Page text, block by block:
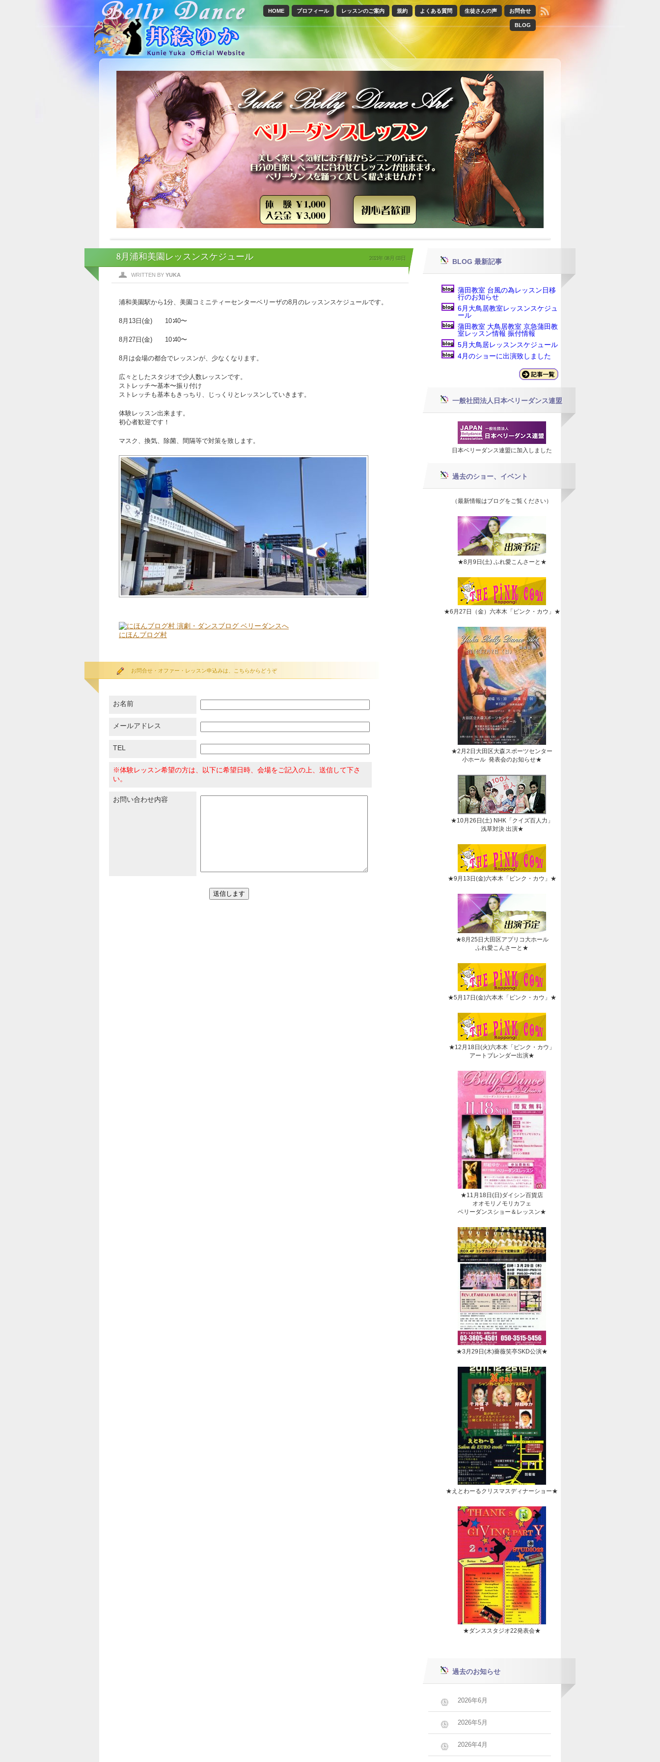
お問合せ
生徒さんの声
よくある質問
規約
レッスンのご案内
プロフィール
HOME
BLOG
8月浦和美園レッスンスケジュール 2021年 08月 03日
WRITTEN BY YUKA
浦和美園駅から1分、美園コミニティーセンターベリーザの8月のレッスンスケジュールです。
8月13日(金) 10∶40〜
8月27日(金) 10∶40〜
8月は会場の都合でレッスンが、少なくなります。
広々としたスタジオで少人数レッスンです。
ストレッチ〜基本〜振り付け
ストレッチも基本もきっちり、じっくりとレッスンしていきます。
体験レッスン出来ます。
初心者歓迎です！
マスク、換気、除菌、間隔等で対策を致します。
にほんブログ村
お問合せ・オファー・レッスン申込みは、こちらからどうぞ
お名前
メールアドレス
TEL
※体験レッスン希望の方は、以下に希望日時、会場をご記入の上、送信して下さ
い。
お問い合わせ内容
BLOG 最新記事
蒲田教室 台風の為レッスン日移
行のお知らせ
6月大鳥居教室レッスンスケジュ
ール
蒲田教室 大鳥居教室 京急蒲田教
室レッスン情報 振付情報
5月大鳥居レッスンスケジュール
4月のショーに出演致しました
一般社団法人日本ベリーダンス連盟
日本ベリーダンス連盟に加入しました
過去のショー、イベント
（最新情報はブログをご覧ください）
★8月9日(土) ふれ愛こんさーと★
★6月27日（金）六本木「ピンク・カウ」★
★2月2日大田区大森スポーツセンター
小ホール 発表会のお知らせ★
★10月26日(土) NHK「クイズ百人力」
浅草対決 出演★
★9月13日(金)六本木「ピンク・カウ」★
★8月25日大田区アプリコ大ホール
ふれ愛こんさーと★
★5月17日(金)六本木「ピンク・カウ」★
★12月18日(火)六本木「ピンク・カウ」
アートブレンダー出演★
★11月18日(日)ダイシン百貨店
オオモリノモリカフェ
ベリーダンスショー＆レッスン★
★3月29日(木)薔薇笑亭SKD公演★
★えとわーるクリスマスディナーショー★
★ダンススタジオ22発表会★
過去のお知らせ
2026年6月
2026年5月
2026年4月